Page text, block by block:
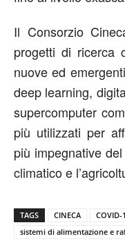
Il Consorzio
progetti di ricerca
nuove ed
deep learning,
supercomputer
più utilizzati per
più impegnative
climatico e
TAGS CINECA COVID-
sistemi di alimentazione e